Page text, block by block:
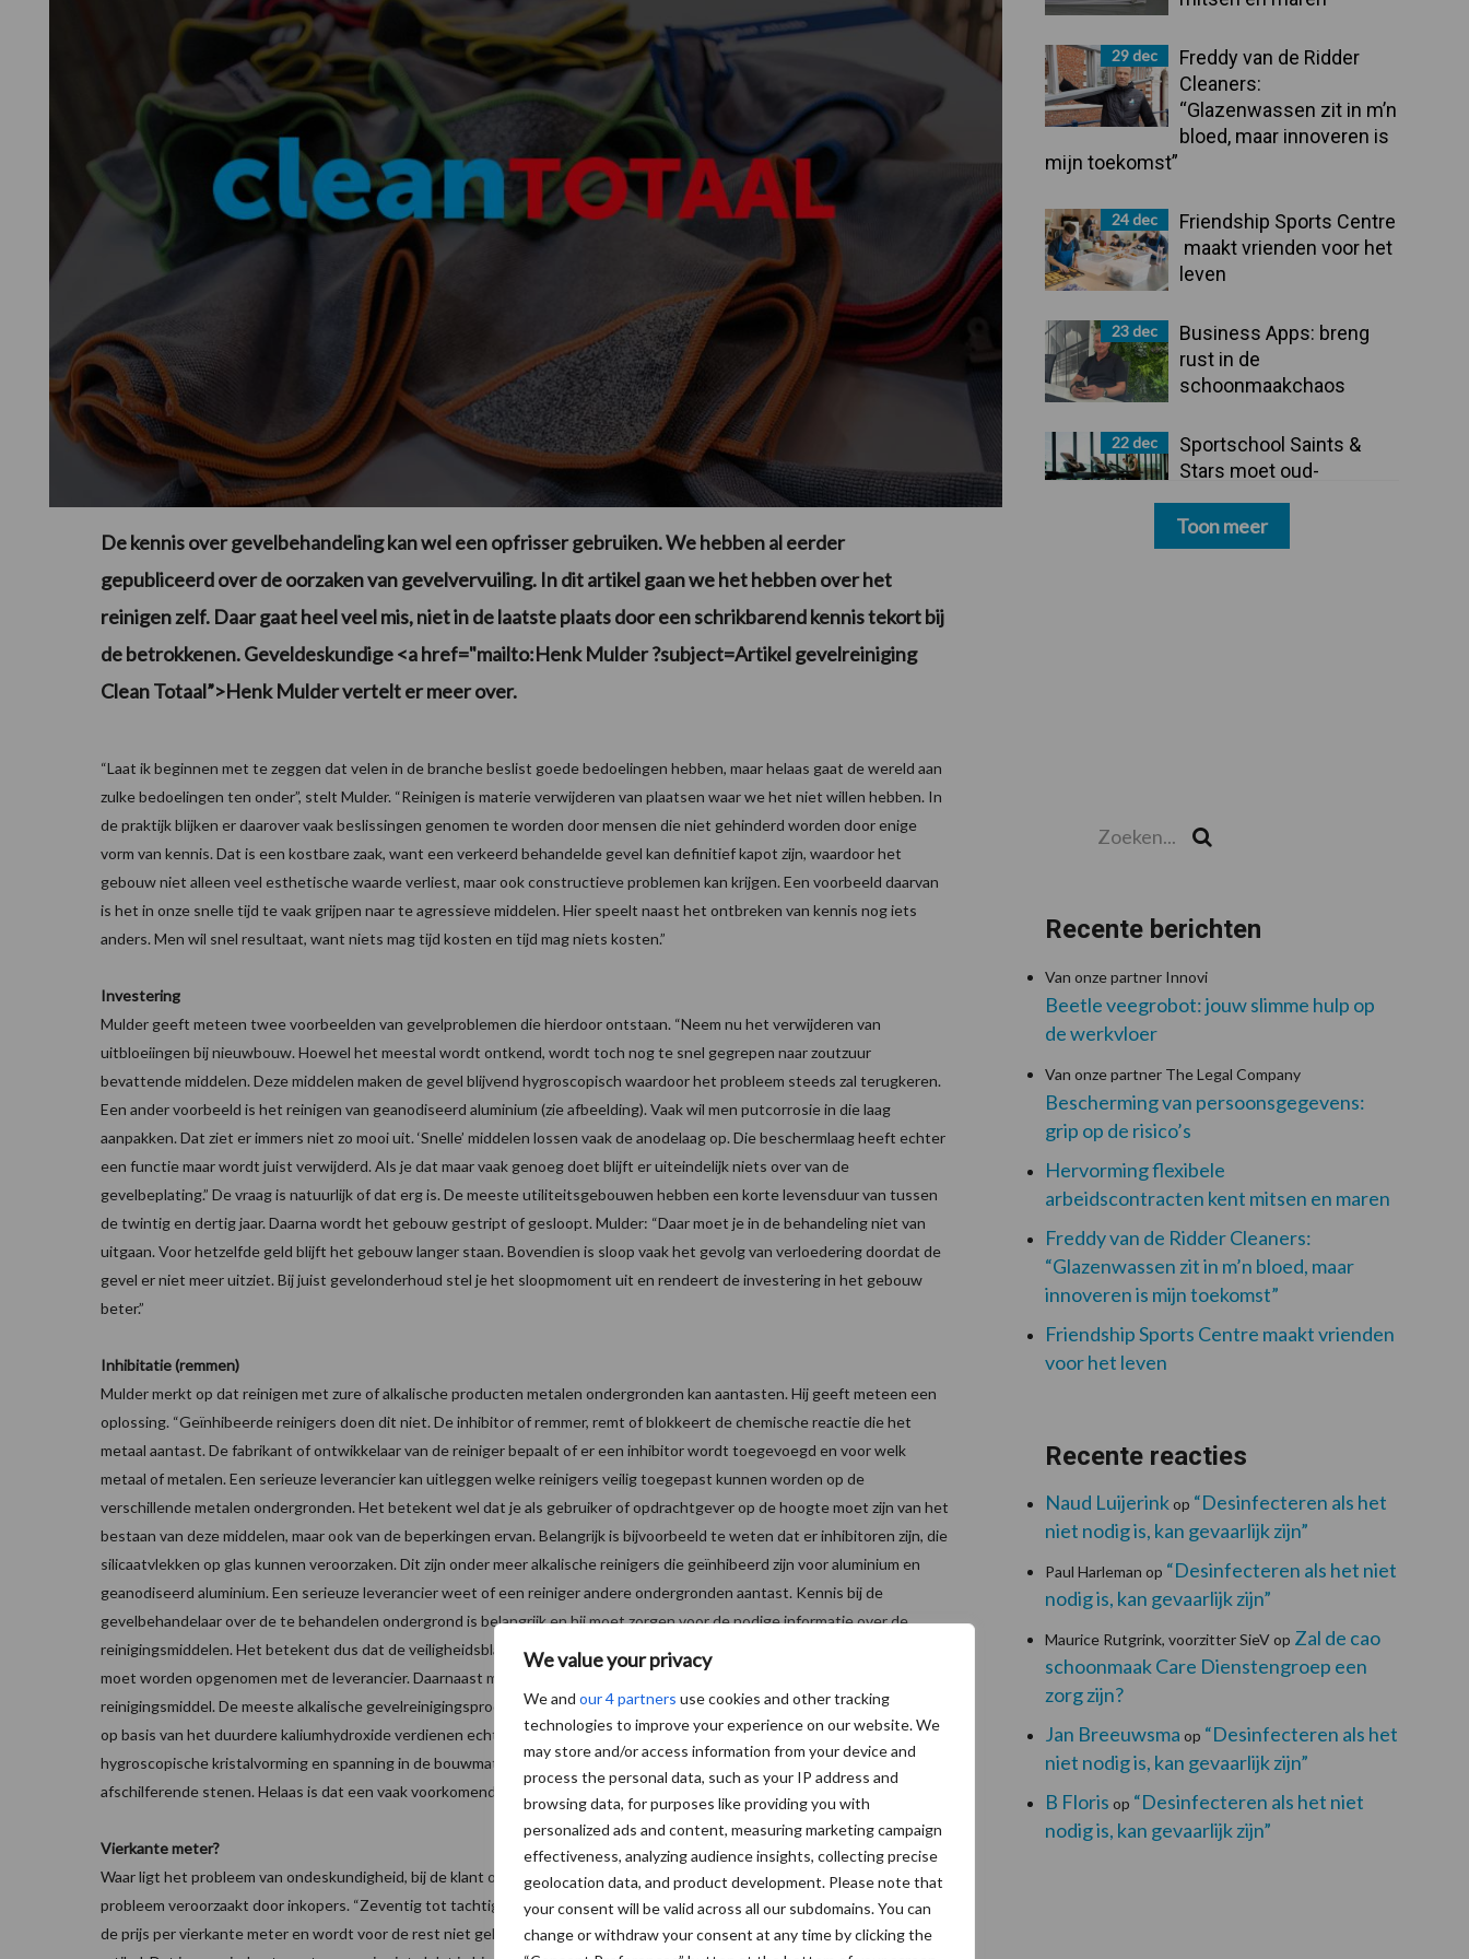
We value your privacy
We and our 4 partners use cookies and other tracking
technologies to improve your experience on our website. We
may store and/or access information from your device and
process the personal data, such as your IP address and
browsing data, for purposes like providing you with
personalized ads and content, measuring marketing campaign
effectiveness, analyzing audience insights, collecting precise
geolocation data, and product development. Please note that
your consent will be valid across all our subdomains. You can
change or withdraw your consent at any time by clicking the
De kennis over gevelbehandeling kan wel een opfrisser gebruiken. We hebben al eerder
gepubliceerd over de oorzaken van gevelvervuiling. In dit artikel gaan we het hebben over het
reinigen zelf. Daar gaat heel veel mis, niet in de laatste plaats door een schrikbarend kennis tekort bij
de betrokkenen. Geveldeskundige <a href="mailto:Henk Mulder ?subject=Artikel gevelreiniging
Clean Totaal”>Henk Mulder vertelt er meer over.
“Laat ik beginnen met te zeggen dat velen in de branche beslist goede bedoelingen hebben, maar helaas gaat de wereld aan
zulke bedoelingen ten onder”, stelt Mulder. “Reinigen is materie verwijderen van plaatsen waar we het niet willen hebben. In
de praktijk blijken er daarover vaak beslissingen genomen te worden door mensen die niet gehinderd worden door enige
vorm van kennis. Dat is een kostbare zaak, want een verkeerd behandelde gevel kan definitief kapot zijn, waardoor het
gebouw niet alleen veel esthetische waarde verliest, maar ook constructieve problemen kan krijgen. Een voorbeeld daarvan
is het in onze snelle tijd te vaak grijpen naar te agressieve middelen. Hier speelt naast het ontbreken van kennis nog iets
anders. Men wil snel resultaat, want niets mag tijd kosten en tijd mag niets kosten.”
Investering
Mulder geeft meteen twee voorbeelden van gevelproblemen die hierdoor ontstaan. “Neem nu het verwijderen van
uitbloeiingen bij nieuwbouw. Hoewel het meestal wordt ontkend, wordt toch nog te snel gegrepen naar zoutzuur
bevattende middelen. Deze middelen maken de gevel blijvend hygroscopisch waardoor het probleem steeds zal terugkeren.
Een ander voorbeeld is het reinigen van geanodiseerd aluminium (zie afbeelding). Vaak wil men putcorrosie in die laag
aanpakken. Dat ziet er immers niet zo mooi uit. ‘Snelle’ middelen lossen vaak de anodelaag op. Die beschermlaag heeft echter
een functie maar wordt juist verwijderd. Als je dat maar vaak genoeg doet blijft er uiteindelijk niets over van de
gevelbeplating.” De vraag is natuurlijk of dat erg is. De meeste utiliteitsgebouwen hebben een korte levensduur van tussen
de twintig en dertig jaar. Daarna wordt het gebouw gestript of gesloopt. Mulder: “Daar moet je in de behandeling niet van
uitgaan. Voor hetzelfde geld blijft het gebouw langer staan. Bovendien is sloop vaak het gevolg van verloedering doordat de
gevel er niet meer uitziet. Bij juist gevelonderhoud stel je het sloopmoment uit en rendeert de investering in het gebouw
beter.”
Inhibitatie (remmen)
Mulder merkt op dat reinigen met zure of alkalische producten metalen ondergronden kan aantasten. Hij geeft meteen een
oplossing. “Geïnhibeerde reinigers doen dit niet. De inhibitor of remmer, remt of blokkeert de chemische reactie die het
metaal aantast. De fabrikant of ontwikkelaar van de reiniger bepaalt of er een inhibitor wordt toegevoegd en voor welk
metaal of metalen. Een serieuze leverancier kan uitleggen welke reinigers veilig toegepast kunnen worden op de
verschillende metalen ondergronden. Het betekent wel dat je als gebruiker of opdrachtgever op de hoogte moet zijn van het
bestaan van deze middelen, maar ook van de beperkingen ervan. Belangrijk is bijvoorbeeld te weten dat er inhibitoren zijn, die
silicaatvlekken op glas kunnen veroorzaken. Dit zijn onder meer alkalische reinigers die geïnhibeerd zijn voor aluminium en
geanodiseerd aluminium. Een serieuze leverancier weet of een reiniger andere ondergronden aantast. Kennis bij de
gevelbehandelaar over de te behandelen ondergrond is belangrijk en hij moet zorgen voor de nodige informatie over de
reinigingsmiddelen. Het betekent dus dat de veiligheidsbladen goed moeten worden doorgenomen en dat bij twijfel contact
moet worden opgenomen met de leverancier. Daarnaast moet je ook kijken naar wat het basisingrediënt is van het
reinigingsmiddel. De meeste alkalische gevelreinigingsproducten zijn op basis van het goedkope natriumhydroxide. Middelen
op basis van het duurdere kaliumhydroxide verdienen echter de voorkeur. Hiermee wordt het probleem van eventuele
hygroscopische kristalvorming en spanning in de bouwmaterialen voorkomen. Die kristalvorming en spanning kan leiden tot
afschilferende stenen. Helaas is dat een vaak voorkomend probleem veroorzaakt door ondeskundigheid.“
Vierkante meter?
Waar ligt het probleem van ondeskundigheid, bij de klant of bij het schoonmaakbedrijf? Volgens Mulder is het vooral een
probleem veroorzaakt door inkopers. “Zeventig tot tachtig procent van de inkopers heeft geen andere beslissingsgrond dan
de prijs per vierkante meter en wordt voor de rest niet gehinderd door kennis van de schoonmaak. Kijk naar de foto bij dit
29 dec
Freddy van de Ridder
Cleaners:
“Glazenwassen zit in m’n
bloed, maar innoveren is
mijn toekomst”
24 dec
Friendship Sports Centre
maakt vrienden voor het
leven
23 dec
Business Apps: breng
rust in de
schoonmaakchaos
22 dec
Sportschool Saints &
Stars moet oud-
betalen
Toon meer
Recente berichten
Van onze partner Innovi
Beetle veegrobot: jouw slimme hulp op
de werkvloer
Van onze partner The Legal Company
Bescherming van persoonsgegevens:
grip op de risico’s
Hervorming flexibele
arbeidscontracten kent mitsen en maren
Freddy van de Ridder Cleaners:
“Glazenwassen zit in m’n bloed, maar
innoveren is mijn toekomst”
Friendship Sports Centre maakt vrienden
voor het leven
Recente reacties
Naud Luijerinkop “Desinfecteren als het
niet nodig is, kan gevaarlijk zijn”
Paul Harleman op “Desinfecteren als het niet
nodig is, kan gevaarlijk zijn”
Maurice Rutgrink, voorzitter SieVop Zal de cao
schoonmaak Care Dienstengroep een
zorg zijn?
Jan Breeuwsma op “Desinfecteren als het
niet nodig is, kan gevaarlijk zijn”
B Floris op “Desinfecteren als het niet
nodig is, kan gevaarlijk zijn”